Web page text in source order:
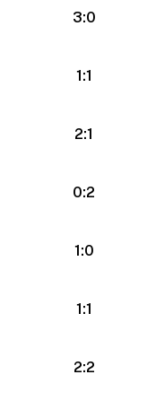
3:0
1:1
2:1
0:2
1:0
1:1
2:2